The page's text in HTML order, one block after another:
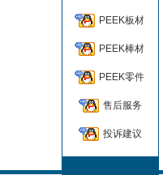
PEEK板材
PEEK棒材
PEEK零件
售后服务
投诉建议